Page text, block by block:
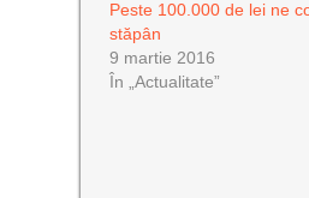
Peste 100.000 de lei ne
stăpân
9 martie 2016
În „Actualitate”